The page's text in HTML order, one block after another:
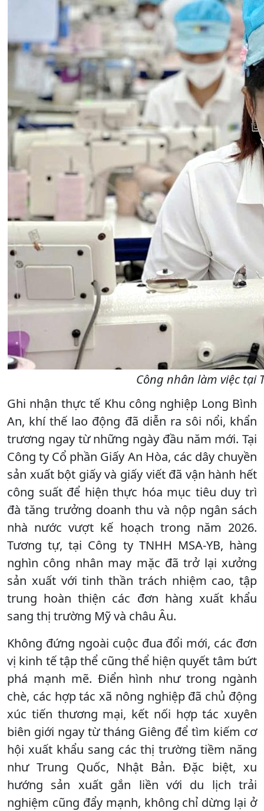
Công nhân làm việc tại
Ghi nhận thực tế Khu công nghiệp Long Bình
An, khí thế lao động đã diễn ra sôi nổi, khẩn
trương ngay từ những ngày đầu năm mới. Tại
Công ty Cổ phần Giấy An Hòa, các dây chuyền
sản xuất bột giấy và giấy viết đã vận hành hết
công suất để hiện thực hóa mục tiêu duy trì
đà tăng trưởng doanh thu và nộp ngân sách
nhà nước vượt kế hoạch trong năm 2026.
Tương tự, tại Công ty TNHH MSA-YB, hàng
nghìn công nhân may mặc đã trở lại xưởng
sản xuất với tinh thần trách nhiệm cao, tập
trung hoàn thiện các đơn hàng xuất khẩu
sang thị trường Mỹ và châu Âu.
Không đứng ngoài cuộc đua đổi mới, các đơn
vị kinh tế tập thể cũng thể hiện quyết tâm bứt
phá mạnh mẽ. Điển hình như trong ngành
chè, các hợp tác xã nông nghiệp đã chủ động
xúc tiến thương mại, kết nối hợp tác xuyên
biên giới ngay từ tháng Giêng để tìm kiếm cơ
hội xuất khẩu sang các thị trường tiềm năng
như Trung Quốc, Nhật Bản. Đặc biệt, xu
hướng sản xuất gắn liền với du lịch trải
nghiệm cũng đẩy mạnh, không chỉ dừng lại ở